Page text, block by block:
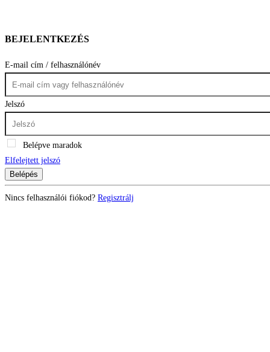
BEJELENTKEZÉS
E-mail cím / felhasználónév
Jelszó
Belépve maradok
Elfelejtett jelszó
Belépés
Nincs felhasználói fiókod? Regisztrálj